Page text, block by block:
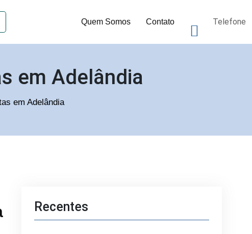
Quem Somos Contato Telefone
em Adelândia
em Adelândia
Recentes